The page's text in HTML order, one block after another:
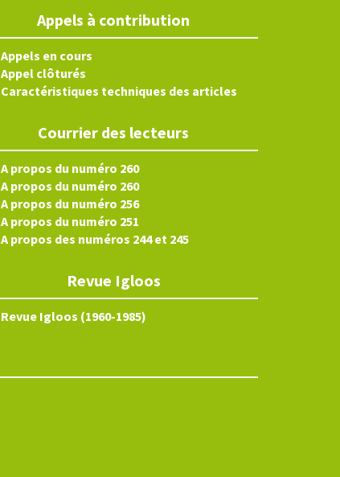
Appels à contribution
Appels en cours
Appel clôturés
Caractéristiques techniques des articles
Courrier des lecteurs
A propos du numéro 260
A propos du numéro 260
A propos du numéro 256
A propos du numéro 251
A propos des numéros 244 et 245
Revue Igloos
Revue Igloos (1960-1985)